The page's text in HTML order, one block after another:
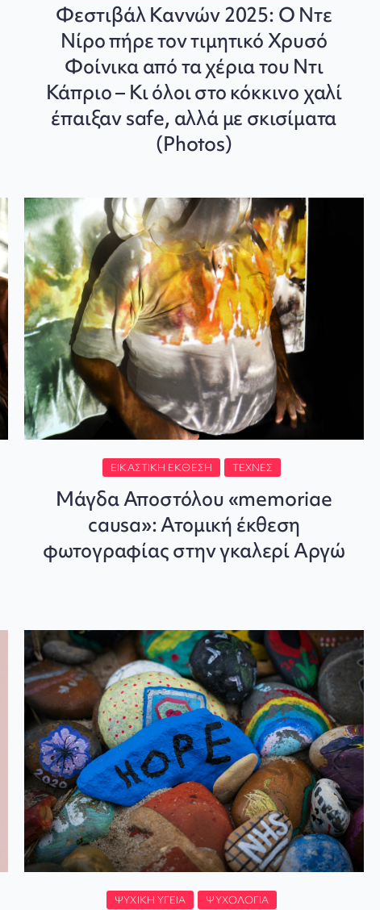
Φεστιβάλ Καννών 2025: Ο Ντε
Νίρο πήρε τον τιμητικό Χρυσό
Φοίνικα από τα χέρια του Ντι
Κάπριο – Κι όλοι στο κόκκινο χαλί
έπαιξαν safe, αλλά με σκισίματα
(Photos)
ΕΙΚΑΣΤΙΚΉ ΈΚΘΕΣΗ ΤΈΧΝΕΣ
Μάγδα Αποστόλου «memoriae
causa»: Ατομική έκθεση
φωτογραφίας στην γκαλερί Αργώ
ΨΥΧΙΚΉ ΥΓΕΊΑ ΨΥΧΟΛΟΓΊΑ